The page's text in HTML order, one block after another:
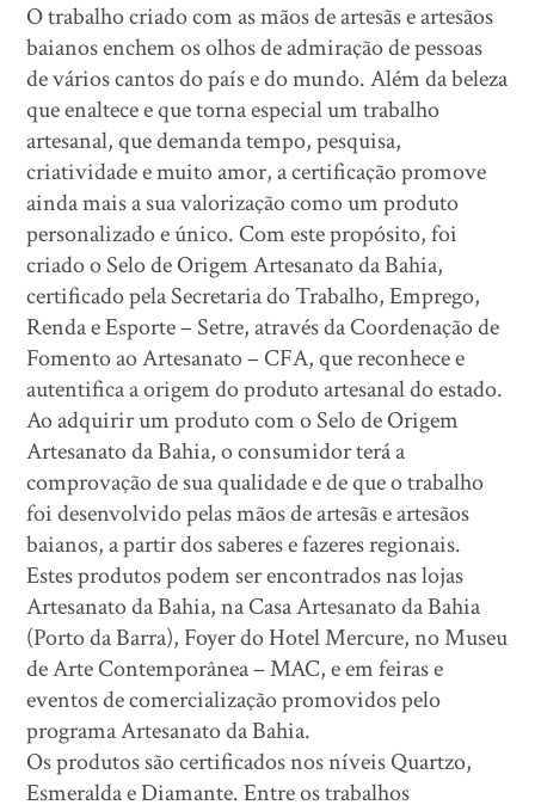
O trabalho criado com as mãos de artesãs e artesãos
baianos enchem os olhos de admiração de pessoas
de vários cantos do país e do mundo. Além da beleza
que enaltece e que torna especial um trabalho
artesanal, que demanda tempo, pesquisa,
criatividade e muito amor, a certificação promove
ainda mais a sua valorização como um produto
personalizado e único. Com este propósito, foi
criado o Selo de Origem Artesanato da Bahia,
certificado pela Secretaria do Trabalho, Emprego,
Renda e Esporte – Setre, através da Coordenação de
Fomento ao Artesanato – CFA, que reconhece e
autentifica a origem do produto artesanal do estado.
Ao adquirir um produto com o Selo de Origem
Artesanato da Bahia, o consumidor terá a
comprovação de sua qualidade e de que o trabalho
foi desenvolvido pelas mãos de artesãs e artesãos
baianos, a partir dos saberes e fazeres regionais.
Estes produtos podem ser encontrados nas lojas
Artesanato da Bahia, na Casa Artesanato da Bahia
(Porto da Barra), Foyer do Hotel Mercure, no Museu
de Arte Contemporânea – MAC, e em feiras e
eventos de comercialização promovidos pelo
programa Artesanato da Bahia.
Os produtos são certificados nos níveis Quartzo,
Esmeralda e Diamante. Entre os trabalhos